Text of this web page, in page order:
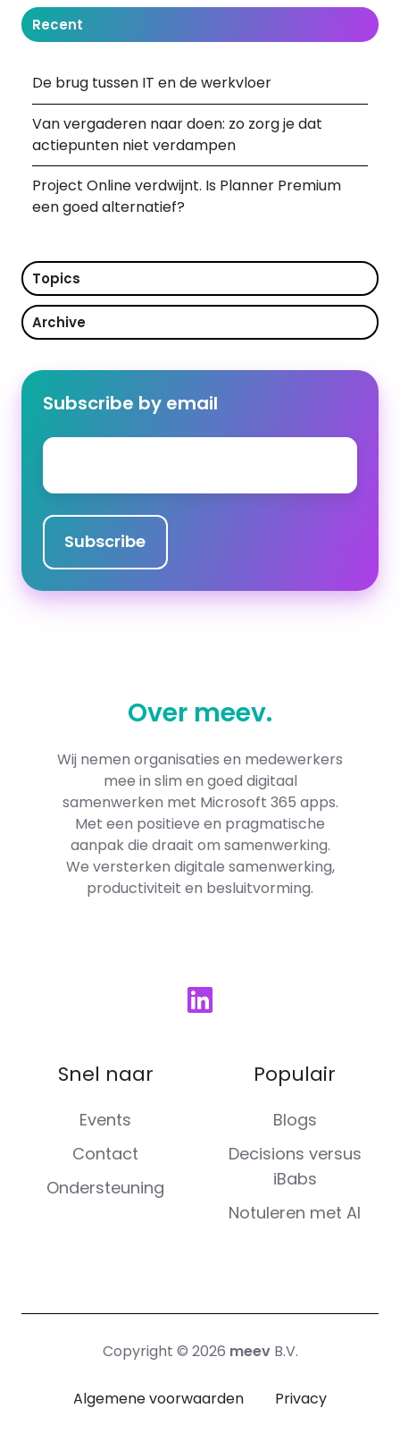
Recent
De brug tussen IT en de werkvloer
Van vergaderen naar doen: zo zorg je dat
actiepunten niet verdampen
Project Online verdwijnt. Is Planner Premium
een goed alternatief?
Topics
Archive
Subscribe by email
Email
Over meev.
Wij nemen organisaties en medewerkers
mee in slim en goed digitaal
samenwerken met Microsoft 365​ apps.
Met een positieve en pragmatische
aanpak die draait om samenwerking.
We versterken digitale samenwerking,
productiviteit en besluitvorming.
Snel naar
Events
Contact
Ondersteuning
Populair
Blogs
Decisions versus
iBabs
Notuleren met AI
Copyright © 2026 meev B.V.
Algemene voorwaarden Privacy